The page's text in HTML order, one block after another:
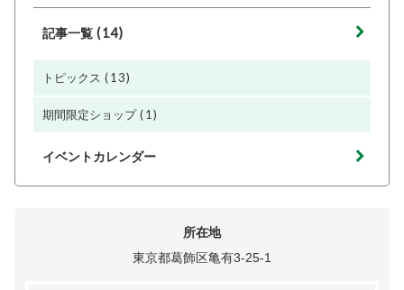
記事一覧 (14)
トピックス (13)
期間限定ショップ(1)
イベントカレンダー
所在地
東京都葛飾区亀有3-25-1